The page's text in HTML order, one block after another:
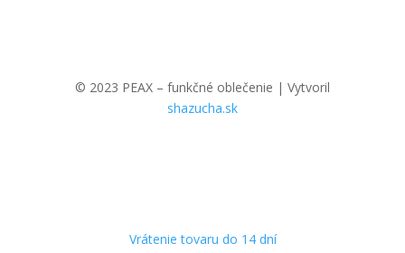
© 2023 PEAX – funkčné oblečenie | Vytvoril
shazucha.sk
Vrátenie tovaru do 14 dní